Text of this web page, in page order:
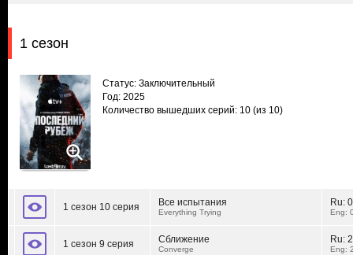
1 сезон
Статус: Заключительный
Год: 2025
Количество вышедших серий: 10 (из 10)
1 сезон 10 серия Все испытания
Everything Trying
Ru:
Eng:
1 сезон 9 серия Сближение
Converge
Ru:
Eng: